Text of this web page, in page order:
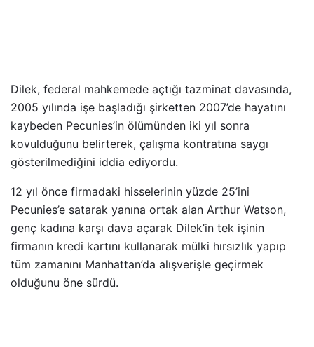
Dilek, federal mahkemede açtığı tazminat davasında,
2005 yılında işe başladığı şirketten 2007’de hayatını
kaybeden Pecunies’in ölümünden iki yıl sonra
kovulduğunu belirterek, çalışma kontratına saygı
gösterilmediğini iddia ediyordu.
12 yıl önce firmadaki hisselerinin yüzde 25’ini
Pecunies’e satarak yanına ortak alan Arthur Watson,
genç kadına karşı dava açarak Dilek’in tek işinin
firmanın kredi kartını kullanarak mülki hırsızlık yapıp
tüm zamanını Manhattan’da alışverişle geçirmek
olduğunu öne sürdü.